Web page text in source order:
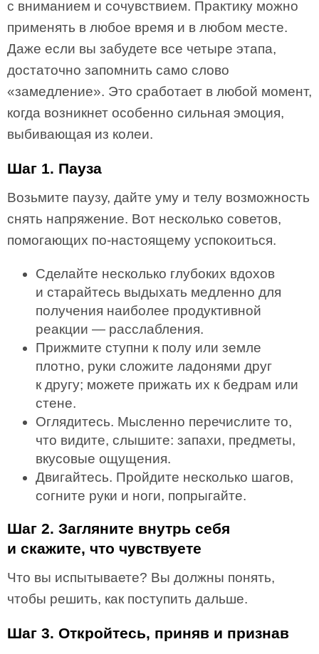
с вниманием и сочувствием. Практику можно
применять в любое время и в любом месте.
Даже если вы забудете все четыре этапа,
достаточно запомнить само слово
«замедление». Это сработает в любой момент,
когда возникнет особенно сильная эмоция,
выбивающая из колеи.
Шаг 1. Пауза
Возьмите паузу, дайте уму и телу возможность
снять напряжение. Вот несколько советов,
помогающих по-настоящему успокоиться.
Сделайте несколько глубоких вдохов
и старайтесь выдыхать медленно для
получения наиболее продуктивной
реакции — расслабления.
Прижмите ступни к полу или земле
плотно, руки сложите ладонями друг
к другу; можете прижать их к бедрам или
стене.
Оглядитесь. Мысленно перечислите то,
что видите, слышите: запахи, предметы,
вкусовые ощущения.
Двигайтесь. Пройдите несколько шагов,
согните руки и ноги, попрыгайте.
Шаг 2. Загляните внутрь себя
и скажите, что чувствуете
Что вы испытываете? Вы должны понять,
чтобы решить, как поступить дальше.
Шаг 3. Откройтесь, приняв и признав